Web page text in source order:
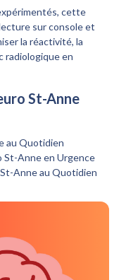
cette
sur console et
la réactivité, la
radiologique en
St-Anne
au Quotidien
St-Anne en Urgence
Anne au Quotidien